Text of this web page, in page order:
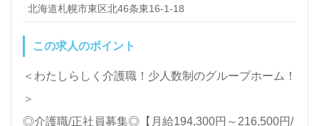
北海道札幌市東区北46条東16-1-18
この求人のポイント
＜わたしらしく介護職！少人数制のグループホーム！
＞
◎介護職/正社員募集◎【月給194,300円～216,500円/